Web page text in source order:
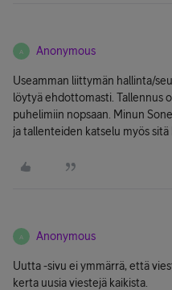
A Anonymous
Useamman liittymän hallinta/
löytyä ehdottomasti. Tallennus
puhelimiin nopsaan. Minun
ja tallenteiden katselu myös sitä
A Anonymous
Uutta -sivu ei ymmärrä, että
kerta uusia viestejä kaikista.